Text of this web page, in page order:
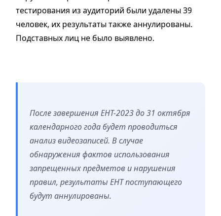
тестирования из аудиторий были удалены 39
человек, их результаты также аннулированы.
Подставных лиц не было выявлено.
После завершения ЕНТ-2023 до 31 октября
календарного года будет проводиться
анализ видеозаписей. В случае
обнаружения фактов использования
запрещенных предметов и нарушения
правил, результаты ЕНТ поступающего
будут аннулированы.